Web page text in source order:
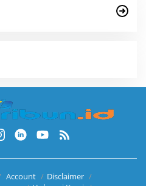
Account
Disclaimer